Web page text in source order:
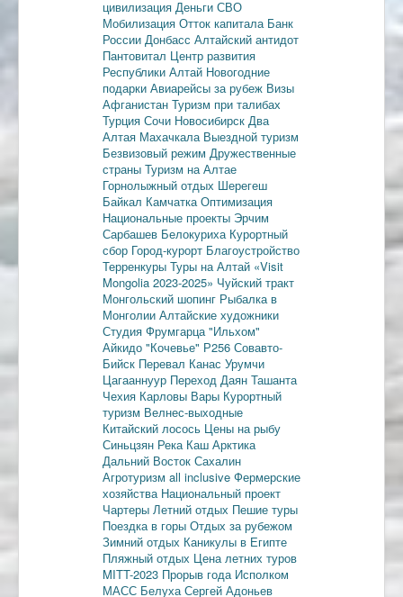
цивилизация Деньги СВО
Мобилизация Отток капитала Банк
России Донбасс Алтайский антидот
Пантовитал Центр развития
Республики Алтай Новогодние
подарки Авиарейсы за рубеж Визы
Афганистан Туризм при талибах
Турция Сочи Новосибирск Два
Алтая Махачкала Выездной туризм
Безвизовый режим Дружественные
страны Туризм на Алтае
Горнолыжный отдых Шерегеш
Байкал КамчаткаОптимизация
Национальные проекты Эрчим
Сарбашев Белокуриха Курортный
сбор Город-курорт Благоустройство
Терренкуры Туры на Алтай «Visit
Mongolia 2023-2025» Чуйский тракт
Монгольский шопинг Рыбалка в
Монголии Алтайские художники
Студия Фрумгарца"Ильхом"
Айкидо "Кочевье" Р256 Совавто-
Бийск Перевал Канас Урумчи
Цагааннуур Переход Даян Ташанта
Чехия Карловы Вары Курортный
туризм Велнес-выходные
Китайский лосось Цены на рыбу
Синьцзян Река Каш Арктика
Дальний Восток Сахалин
Агротуризм all inclusive Фермерские
хозяйства Национальный проект
Чартеры Летний отдых Пешие туры
Поездка в горы Отдых за рубежом
Зимний отдых Каникулы в Египте
Пляжный отдых Цена летних туров
MITT-2023 Прорыв года Исполком
МАСС БелухаСергей Адоньев